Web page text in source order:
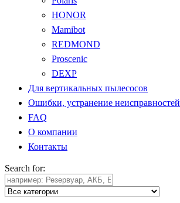
HONOR
Mamibot
REDMOND
Proscenic
DEXP
Для вертикальных пылесосов
Ошибки, устранение неисправностей
FAQ
О компании
Контакты
Search for: